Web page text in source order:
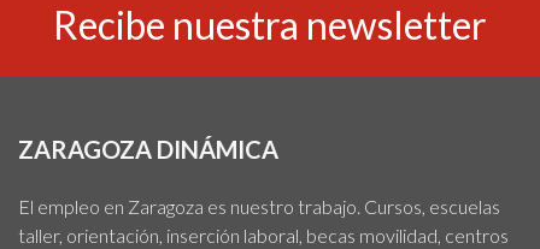
Recibe nuestra newsletter
ZARAGOZA DINÁMICA
El empleo en Zaragoza es nuestro trabajo. Cursos, escuelas
taller, orientación, inserción laboral, becas movilidad, centros